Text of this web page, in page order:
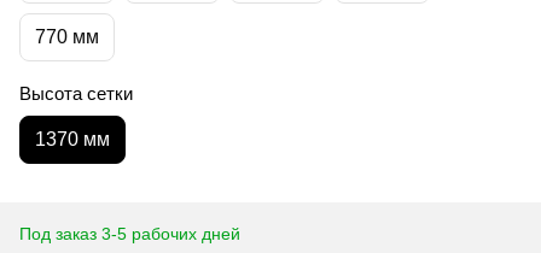
770 мм
Высота сетки
1370 мм
Под заказ 3-5 рабочих дней